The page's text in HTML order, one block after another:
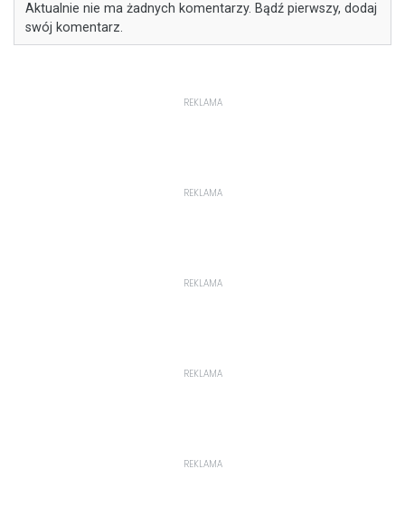
Aktualnie nie ma żadnych komentarzy. Bądź pierwszy, dodaj
swój komentarz.
REKLAMA
REKLAMA
REKLAMA
REKLAMA
REKLAMA